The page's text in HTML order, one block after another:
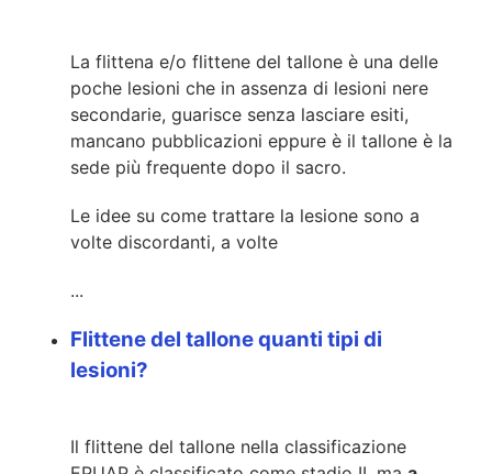
La flittena e/o flittene del tallone è una delle
poche lesioni che in assenza di lesioni nere
secondarie, guarisce senza lasciare esiti,
mancano pubblicazioni eppure è il tallone è la
sede più frequente dopo il sacro.
Le idee su come trattare la lesione sono a
volte discordanti, a volte
...
Flittene del tallone quanti tipi di
lesioni?
Il flittene del tallone nella classificazione